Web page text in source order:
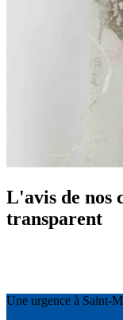
L'avis de nos
transparent
Une urgence à Saint-